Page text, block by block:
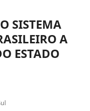
SISTEMA
A
ESTADO